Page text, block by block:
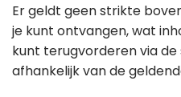
Er geldt geen strikte
je kunt ontvangen, wat
kunt terugvorderen via de
afhankelijk van de